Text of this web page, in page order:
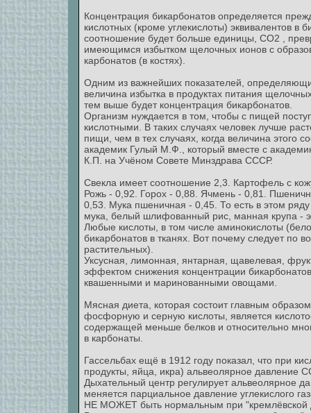
Концентрация бикарбонатов определяется
кислотных (кроме углекислоты) эквивалентов в
соотношение будет больше единицы, СО2 ,
имеющимся избытком щелочных ионов с
карбонатов (в костях).
Одним из важнейших показателей,
величина избытка в продуктах питания
тем выше будет концентрация бикарбонатов.
Организм нуждается в том, чтобы с пищей
кислотными. В таких случаях человек лучше
пищи, чем в тех случаях, когда величина
академик Гулый М.Ф., который вместе с
К.П. на Учёном Совете Минздрава СССР.
Свекла имеет соотношение 2,3. Картофель с
Рожь - 0,92. Горох - 0,88. Ячмень - 0,81.
0,53. Мука пшеничная - 0,45. То есть в этом
мука, белый шлифованный рис, манная крупа -
Любые кислоты, в том числе аминокислоты
бикарбонатов в тканях. Вот почему следует по
растительных).
Уксусная, лимонная, янтарная, щавелевая,
эффектом снижения концентрации
квашенными и маринованными овощами.
Мясная диета, которая состоит главным
фосфорную и серную кислоты, является
содержащей меньше белков и относительно
в карбонаты.
Гассельбах ещё в 1912 году показал, что при
продукты, яйца, икра) альвеолярное давление
Дыхательный центр регулирует альвеолярное
меняется парциальное давление углекислого
НЕ МОЖЕТ быть нормальным при "кремлёвской